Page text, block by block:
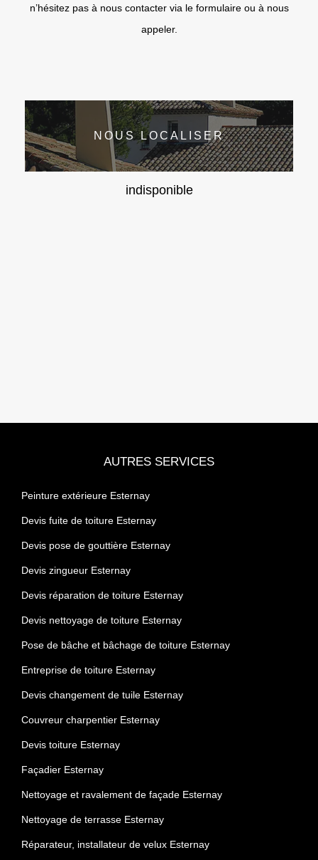
n’hésitez pas à nous contacter via le formulaire ou à nous
appeler.
NOUS LOCALISER
indisponible
AUTRES SERVICES
Peinture extérieure Esternay
Devis fuite de toiture Esternay
Devis pose de gouttière Esternay
Devis zingueur Esternay
Devis réparation de toiture Esternay
Devis nettoyage de toiture Esternay
Pose de bâche et bâchage de toiture Esternay
Entreprise de toiture Esternay
Devis changement de tuile Esternay
Couvreur charpentier Esternay
Devis toiture Esternay
Façadier Esternay
Nettoyage et ravalement de façade Esternay
Nettoyage de terrasse Esternay
Réparateur, installateur de velux Esternay